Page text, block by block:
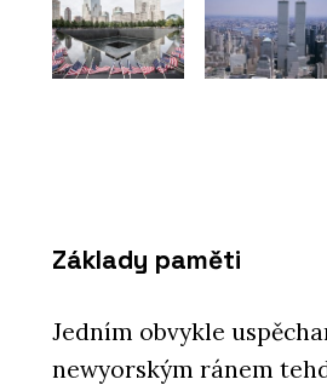
Základy paměti
Jedním obvykle
newyorským ránem